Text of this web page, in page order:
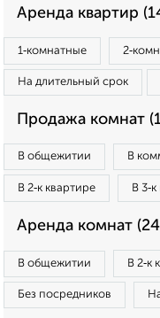
Аренда квартир
1‑комнатные
На длительный срок
Продажа комнат
В общежитии В
В 2‑к квартире В
Аренда комнат
В общежитии В 2‑к
Без посредников